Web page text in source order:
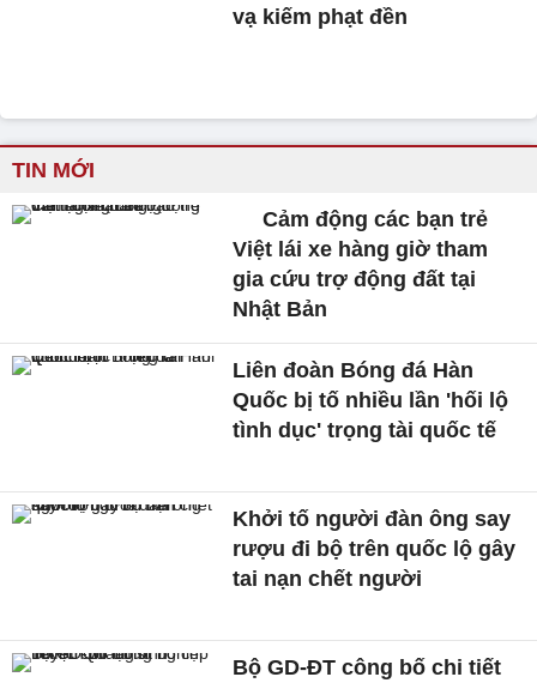
vạ kiếm phạt đền
TIN MỚI
Cảm động các bạn trẻ
Việt lái xe hàng giờ tham
gia cứu trợ động đất tại
Nhật Bản
Liên đoàn Bóng đá Hàn
Quốc bị tố nhiều lần 'hối lộ
tình dục' trọng tài quốc tế
Khởi tố người đàn ông say
rượu đi bộ trên quốc lộ gây
tai nạn chết người
Bộ GD-ĐT công bố chi tiết